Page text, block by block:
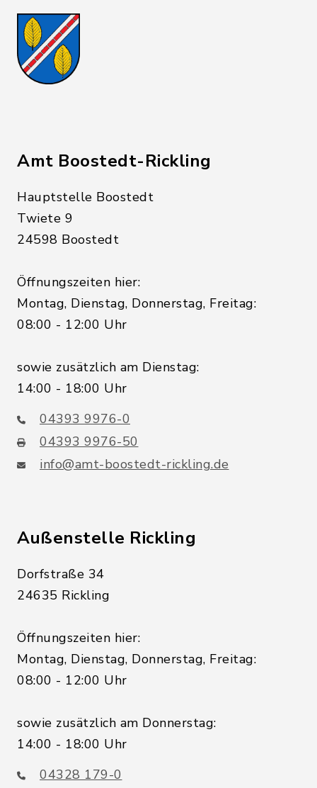
Amt Boostedt-Rickling
Hauptstelle Boostedt
Twiete 9
24598 Boostedt
Öffnungszeiten hier:
Montag, Dienstag, Donnerstag, Freitag:
08:00 - 12:00 Uhr
sowie zusätzlich am Dienstag:
14:00 - 18:00 Uhr
04393 9976-0
04393 9976-50
info@amt-boostedt-rickling.de
Außenstelle Rickling
Dorfstraße 34
24635 Rickling
Öffnungszeiten hier:
Montag, Dienstag, Donnerstag, Freitag:
08:00 - 12:00 Uhr
sowie zusätzlich am Donnerstag:
14:00 - 18:00 Uhr
04328 179-0